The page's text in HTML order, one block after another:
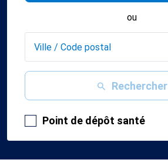
ou
Rechercher
Point de dépôt santé